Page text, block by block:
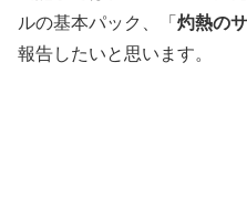
ルの基本パック、「 灼熱の
報告したいと思います。